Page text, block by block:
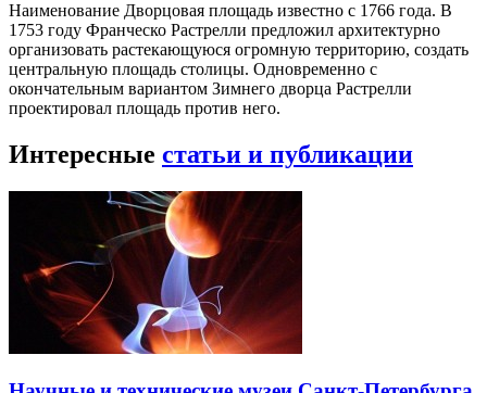
Наименование Дворцовая площадь известно с 1766 года. В
1753 году Франческо Растрелли предложил архитектурно
организовать растекающуюся огромную территорию, создать
центральную площадь столицы. Одновременно с
окончательным вариантом Зимнего дворца Растрелли
проектировал площадь против него.
Интересные статьи и публикации